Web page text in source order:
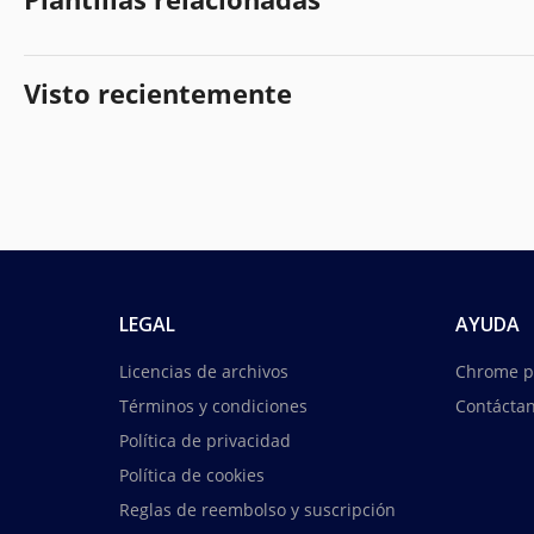
Visto recientemente
LEGAL
Licencias de archivos
Términos y condiciones
Política de privacidad
Política de cookies
Reglas de reembolso y suscripción
AYUDA
Chrome